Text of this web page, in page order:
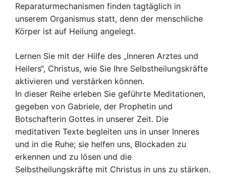
Reparaturmechanismen finden tagtäglich in
unserem Organismus statt, denn der menschliche
Körper ist auf Heilung angelegt.
Lernen Sie mit der Hilfe des „Inneren Arztes und
Heilers“, Christus, wie Sie Ihre Selbstheilungskräfte
aktivieren und verstärken können.
In dieser Reihe erleben Sie geführte Meditationen,
gegeben von Gabriele, der Prophetin und
Botschafterin Gottes in unserer Zeit. Die
meditativen Texte begleiten uns in unser Inneres
und in die Ruhe; sie helfen uns, Blockaden zu
erkennen und zu lösen und die
Selbstheilungskräfte mit Christus in uns zu stärken.